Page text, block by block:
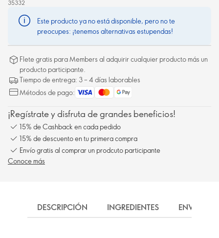
35332
Este producto ya no está disponible, pero no te
preocupes: ¡tenemos alternativas estupendas!
Flete gratis para Members al adquirir cualquier producto más un
producto participante.
Tiempo de entrega: 3 – 4 días laborables
Métodos de pago:
¡Regístrate y disfruta de grandes beneficios!
15% de Cashback en cada pedido
15% de descuento en tu primera compra
Envío gratis al comprar un prodcuto participante
Conoce más
DESCRIPCIÓN INGREDIENTES ENVÍO